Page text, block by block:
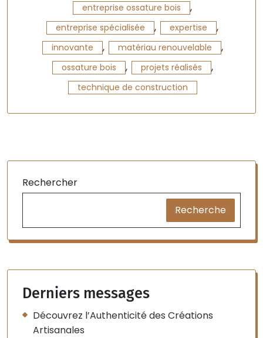
entreprise ossature bois ,
entreprise spécialisée , expertise ,
innovante , matériau renouvelable ,
ossature bois , projets réalisés ,
technique de construction
Rechercher
Recherche
Derniers messages
Découvrez l’Authenticité des Créations
Artisanales